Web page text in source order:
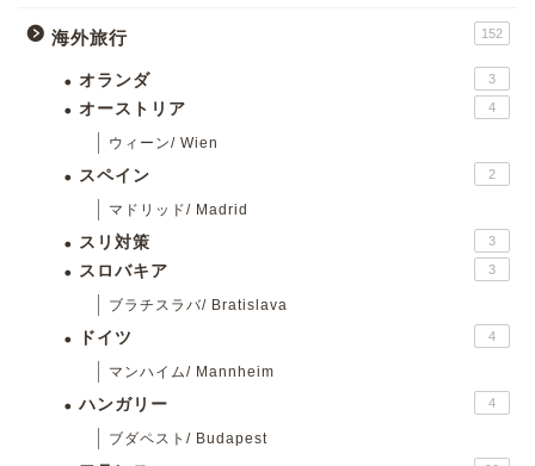
海外旅行 152
オランダ 3
オーストリア 4
ウィーン/ Wien
スペイン 2
マドリッド/ Madrid
スリ対策 3
スロバキア 3
ブラチスラバ/ Bratislava
ドイツ 4
マンハイム/ Mannheim
ハンガリー 4
ブダペスト/ Budapest